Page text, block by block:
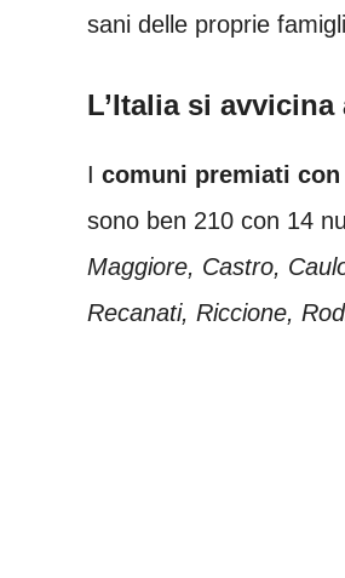
sani delle proprie
L’Italia si
I comuni premiati
sono ben 210 con 14
Maggiore, Castro,
Recanati, Riccione,